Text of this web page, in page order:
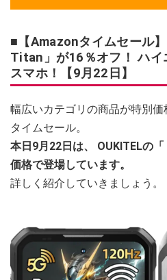
■【Amazonタイムセール
Titan」が16％オフ！ ハイ
スマホ！【9月22日】
幅広いカテゴリの商品が特別
タイムセール。
本日9月22日は、
OUKITELの「
価格で登場しています。
詳しく紹介していきましょう。